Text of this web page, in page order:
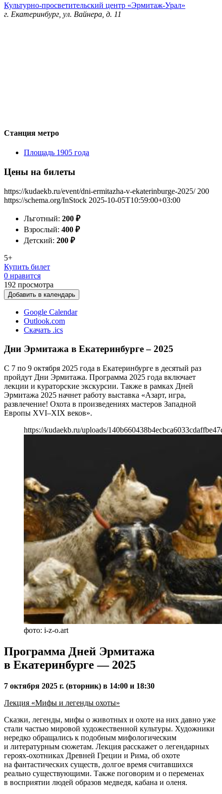
Культурно-просветительский центр «Эрмитаж-Урал»
г. Екатеринбург, ул. Вайнера, д. 11
Станция метро
Площадь 1905 года
Цены на билеты
https://kudaekb.ru/event/dni-ermitazha-v-ekaterinburge-2025/ 200
https://schema.org/InStock 2025-10-05T10:59:00+03:00
Льготный: 200 ₽
Взрослый: 400 ₽
Детский: 200 ₽
5+
Купить билет
0 нравится
192 просмотра
Добавить в календарь
Google Calendar
Outlook.com
Скачать .ics
Дни Эрмитажа в Екатеринбурге – 2025
С 7 по 9 октября 2025 года в Екатеринбурге в десятый раз
пройдут Дни Эрмитажа. Программа 2025 года включает
лекции и кураторские экскурсии. Также в рамках Дней
Эрмитажа 2025 начнет работу выставка «Азарт, игра,
развлечение! Охота в произведениях мастеров Западной
Европы XVI–XIX веков».
https://kudaekb.ru/uploads/
фото: i-z-o.art
Программа Дней Эрмитажа
в Екатеринбурге — 2025
7 октября 2025 г. (вторник) в 14:00 и 18:30
Лекция «Мифы и легенды охоты»
Сказки, легенды, мифы о животных и охоте на них давно уже
стали частью мировой художественной культуры. Художники
нередко обращались к подобным мифологическим
и литературным сюжетам. Лекция расскажет о легендарных
героях-охотниках Древней Греции и Рима, об охоте
на фантастических существ, долгое время считавшихся
реально существующими. Также поговорим и о переменах
в восприятии людей образов медведя, кабана и оленя.